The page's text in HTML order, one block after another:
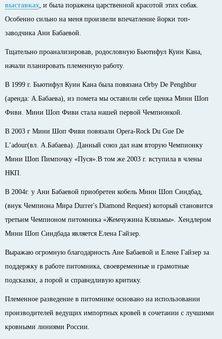
выставках, и была поражена царственной красотой этих собак.
Особенно сильно на меня произвели впечатление йорки топ-
заводчика Ани Бабаевой.
Тщательно проанализировав, родословную Бьютифул Куин Кана,
начали планировать племенную работу.
В 1999 г. Бьютифул Куин Кана была повязана Orby De Penghbur
(аренда: А.Бабаева), из помета мы оставили себе щенка Мини Шоп
Фиви. Мини Шоп Фиви стала нашей первой Чемпионкой.
В 2003 г Мини Шоп Фиви повязали Opera-Rock Du Gue De
L’adour(вл. А.Бабаева). Данный союз дал нам вторую Чемпионку
Мини Шоп Пимпочку «Пуся».В том же 2003 г. вступила в члены
НКП.
В 2004г. у Ани Бабаевой приобретен кобель Мини Шоп Синдбад,
(внук Чемпиона Мира Durrer's Diamond Request) который становится
третьим Чемпионом питомника «Жемчужина Клязьмы». Хендлером
Мини Шоп Синдбада является Елена Гайзер.
Выражаю огромную благодарность Ане Бабаевой и Елене Гайзер за
поддержку в работе питомника, своевременные и грамотные
подсказки, а порой и справедливую критику.
Племенное разведение в питомнике основано на использовании
производителей ведущих импортных кровей в сочетании с лучшими
кровными линиями России.